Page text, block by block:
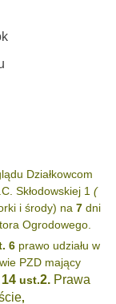
Działkowcom
Skłodowskiej 1(
i środy) na7 dni
Ogrodowego.
6 prawo udziału w
PZD mający
ust.2. Prawa
,